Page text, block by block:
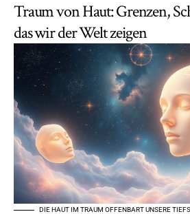
Traum von Haut: Grenzen,
das wir der Welt zeigen
DIE HAUT IM TRAUM OFFENBART UNSERE